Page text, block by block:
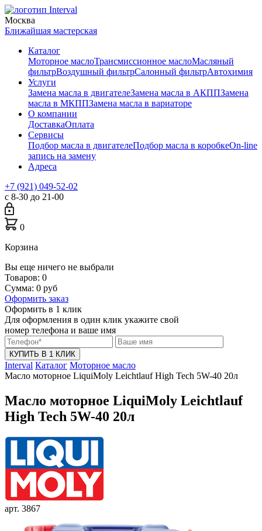
Москва
Ближайшая мастерская
Каталог
Моторное маслоТрансмиссионное маслоМасляный
фильтрВоздушный фильтрСалонный фильтрАвтохимия
Услуги
Замена масла в двигателеЗамена масла в АКППЗамена
масла в МКППЗамена масла в вариаторе
О компании
ДоставкаОплата
Сервисы
Подбор масла в двигателеПодбор масла в коробкеOn-line
запись на замену
Адреса
+7 (921) 049-52-02
с 8-30 до 21-00
0
Корзина
Вы еще ничего не выбрали
Товаров: 0
Сумма: 0 руб
Оформить заказ
Оформить в 1 клик
Для оформления в один клик укажите свой
номер телефона и ваше имя
КУПИТЬ В 1 КЛИК
Interval Каталог Моторное масло
Масло моторное LiquiMoly Leichtlauf High Tech 5W-40 20л
Масло моторное LiquiMoly Leichtlauf
High Tech 5W-40 20л
арт. 3867